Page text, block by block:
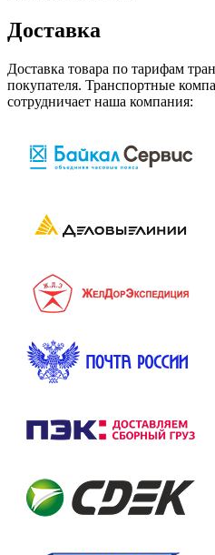
Доставка
Доставка товара по тарифам
покупателя. Транспортные
сотрудничает наша компания: